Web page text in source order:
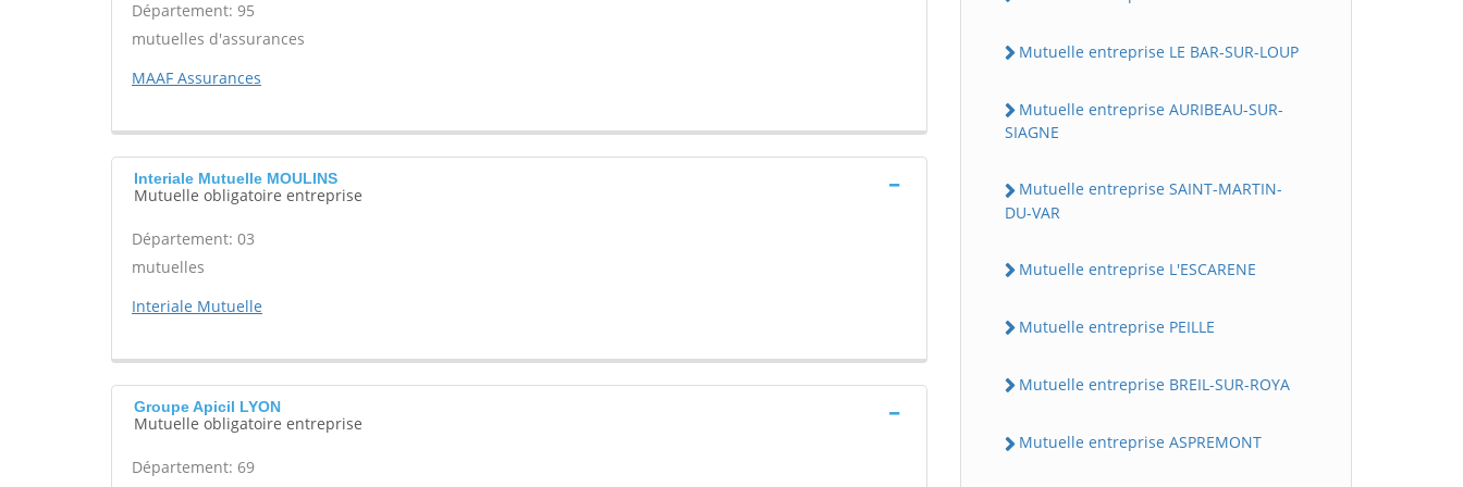
Département: 95
mutuelles d'assurances
MAAF Assurances
Interiale Mutuelle MOULINS
Mutuelle obligatoire entreprise
Département: 03
mutuelles
Interiale Mutuelle
Groupe Apicil LYON
Mutuelle obligatoire entreprise
Département: 69
Mutuelle entreprise LE BAR-SUR-LOUP
Mutuelle entreprise AURIBEAU-SUR-
SIAGNE
Mutuelle entreprise SAINT-MARTIN-
DU-VAR
Mutuelle entreprise L'ESCARENE
Mutuelle entreprise PEILLE
Mutuelle entreprise BREIL-SUR-ROYA
Mutuelle entreprise ASPREMONT